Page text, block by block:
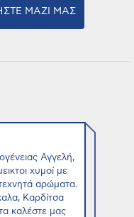
ΜΑΖΙ ΜΑΣ
Αγγελή,
χυμοί με
αρώματα.
Καρδίτσα
καλέστε μας